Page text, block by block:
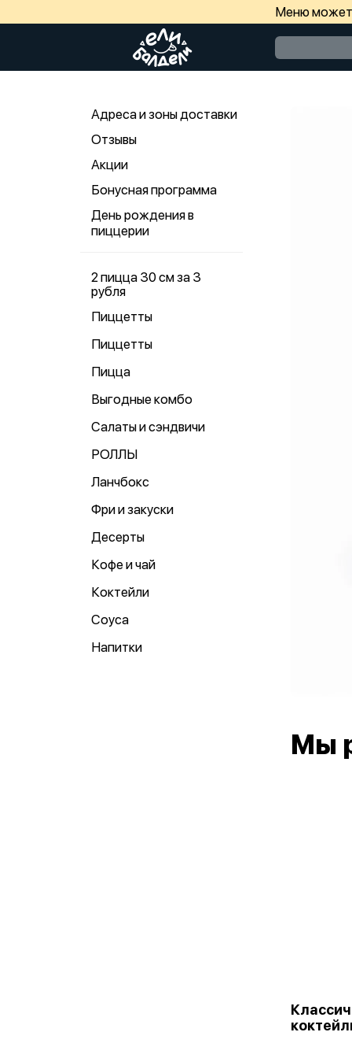
Меню может
Адреса и зоны доставки
Отзывы
Акции
Бонусная программа
День рождения в
пиццерии
2 пицца 30 см за 3
рубля
Пиццетты
Пиццетты
Пицца
Выгодные комбо
Салаты и сэндвичи
РОЛЛЫ
Ланчбокс
Фри и закуски
Десерты
Кофе и чай
Коктейли
Соуса
Напитки
Мы